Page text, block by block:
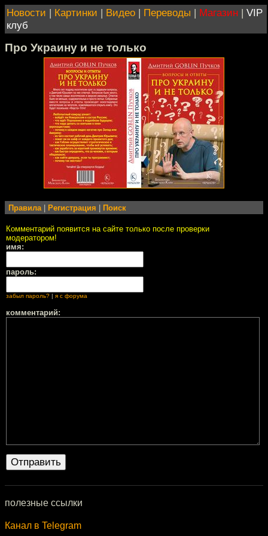
Новости | Картинки | Видео | Переводы | Магазин | VIP
клуб
Про Украину и не только
Правила Регистрация Поиск
Комментарий появится на сайте только после проверки
модератором!
имя:
пароль:
забыл пароль? | я с форума
комментарий:
полезные ссылки
Канал в Telegram